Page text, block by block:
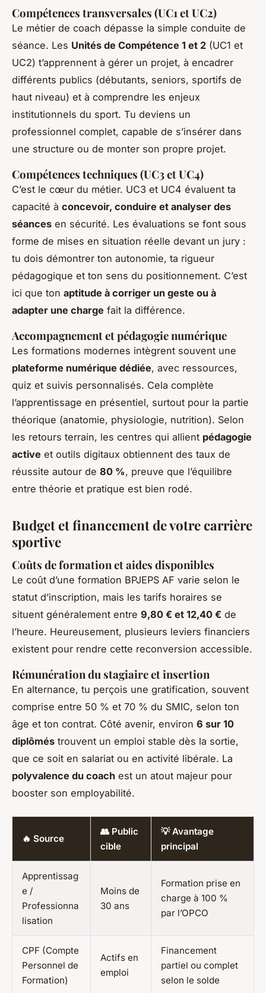
Compétences transversales (UC1 et UC2)
Le métier de coach dépasse la simple conduite de
séance. Les Unités de Compétence 1 et 2 (UC1 et
UC2) t’apprennent à gérer un projet, à encadrer
différents publics (débutants, seniors, sportifs de
haut niveau) et à comprendre les enjeux
institutionnels du sport. Tu deviens un
professionnel complet, capable de s’insérer dans
une structure ou de monter son propre projet.
Compétences techniques (UC3 et UC4)
C’est le cœur du métier. UC3 et UC4 évaluent ta
capacité à concevoir, conduire et analyser des
séances en sécurité. Les évaluations se font sous
forme de mises en situation réelle devant un jury :
tu dois démontrer ton autonomie, ta rigueur
pédagogique et ton sens du positionnement. C’est
ici que ton aptitude à corriger un geste ou à
adapter une charge fait la différence.
Accompagnement et pédagogie numérique
Les formations modernes intègrent souvent une
plateforme numérique dédiée, avec ressources,
quiz et suivis personnalisés. Cela complète
l’apprentissage en présentiel, surtout pour la partie
théorique (anatomie, physiologie, nutrition). Selon
les retours terrain, les centres qui allient pédagogie
active et outils digitaux obtiennent des taux de
réussite autour de 80 %, preuve que l’équilibre
entre théorie et pratique est bien rodé.
Budget et financement de votre carrière
sportive
Coûts de formation et aides disponibles
Le coût d’une formation BPJEPS AF varie selon le
statut d’inscription, mais les tarifs horaires se
situent généralement entre 9,80 € et 12,40 € de
l’heure. Heureusement, plusieurs leviers financiers
existent pour rendre cette reconversion accessible.
Rémunération du stagiaire et insertion
En alternance, tu perçois une gratification, souvent
comprise entre 50 % et 70 % du SMIC, selon ton
âge et ton contrat. Côté avenir, environ 6 sur 10
diplômés trouvent un emploi stable dès la sortie,
que ce soit en salariat ou en activité libérale. La
polyvalence du coach est un atout majeur pour
booster son employabilité.
🔥 Source
👥 Public
cible
💡 Avantage
principal
Apprentissag
e /
Professionna
lisation
Moins de
30 ans
Formation prise en
charge à 100 %
par l’OPCO
CPF (Compte
Personnel de
Formation)
Actifs en
emploi
Financement
partiel ou complet
selon le solde